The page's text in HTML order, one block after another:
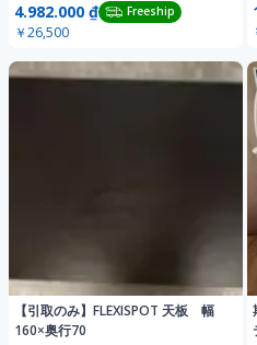
4.982.000 ₫ Freeship
￥26,500
【引取のみ】FLEXISPOT 天板 幅
160×奥行70